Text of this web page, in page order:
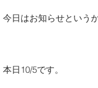
今日はお知らせという
本日10/5です。